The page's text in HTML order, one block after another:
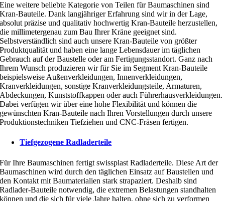
Eine weitere beliebte Kategorie von Teilen für Baumaschinen sind
Kran-Bauteile. Dank langjähriger Erfahrung sind wir in der Lage,
absolut präzise und qualitativ hochwertig Kran-Bauteile herzustellen,
die millimetergenau zum Bau Ihrer Kräne geeignet sind.
Selbstverständlich sind auch unsere Kran-Bauteile von größter
Produktqualität und haben eine lange Lebensdauer im täglichen
Gebrauch auf der Baustelle oder am Fertigungsstandort. Ganz nach
Ihrem Wunsch produzieren wir für Sie im Segment Kran-Bauteile
beispielsweise Außenverkleidungen, Innenverkleidungen,
Kranverkleidungen, sonstige Kranverkleidungsteile, Armaturen,
Abdeckungen, Kunststoffkappen oder auch Führerhausverkleidungen.
Dabei verfügen wir über eine hohe Flexibilität und können die
gewünschten Kran-Bauteile nach Ihren Vorstellungen durch unsere
Produktionstechniken Tiefziehen und CNC-Fräsen fertigen.
Tiefgezogene Radladerteile
Für Ihre Baumaschinen fertigt swissplast Radladerteile. Diese Art der
Baumaschinen wird durch den täglichen Einsatz auf Baustellen und
den Kontakt mit Baumaterialien stark strapaziert. Deshalb sind
Radlader-Bauteile notwendig, die extremen Belastungen standhalten
können und die sich für viele Jahre halten, ohne sich zu verformen